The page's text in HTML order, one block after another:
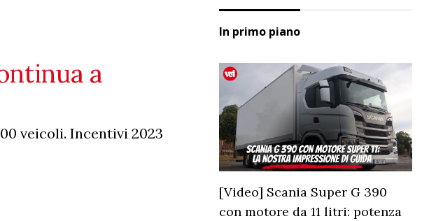
a
veicoli. Incentivi 2023
In primo piano
[Video] Scania Super G 390
con motore da 11 litri: potenza